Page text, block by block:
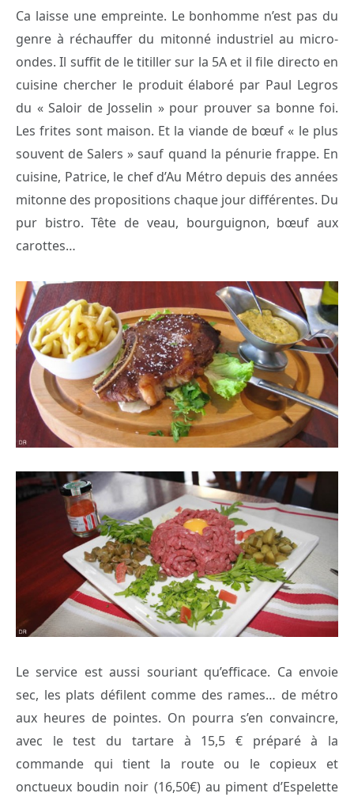
Ca laisse une empreinte. Le bonhomme n’est pas du
genre à réchauffer du mitonné industriel au micro-
ondes. Il suffit de le titiller sur la 5A et il file directo en
cuisine chercher le produit élaboré par Paul Legros
du « Saloir de Josselin » pour prouver sa bonne foi.
Les frites sont maison. Et la viande de bœuf « le plus
souvent de Salers » sauf quand la pénurie frappe. En
cuisine, Patrice, le chef d’Au Métro depuis des années
mitonne des propositions chaque jour différentes. Du
pur bistro. Tête de veau, bourguignon, bœuf aux
carottes…
Le service est aussi souriant qu’efficace. Ca envoie
sec, les plats défilent comme des rames… de métro
aux heures de pointes. On pourra s’en convaincre,
avec le test du tartare à 15,5 € préparé à la
commande qui tient la route ou le copieux et
onctueux boudin noir (16,50€) au piment d’Espelette